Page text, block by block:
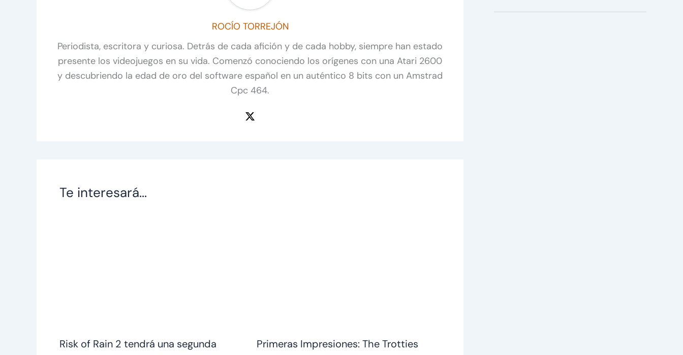
ROCÍO TORREJÓN
Periodista, escritora y curiosa. Detrás de cada afición y de cada hobby, siempre han estado
presente los videojuegos en su vida. Comenzó conociendo los orígenes con una Atari 2600
y descubriendo la edad de oro del software español en un auténtico 8 bits con un Amstrad
Cpc 464.
Te interesará...
Risk of Rain 2 tendrá una segunda
Primeras Impresiones: The Trotties